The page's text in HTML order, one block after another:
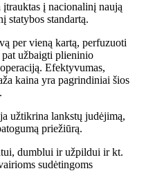
į nacionalinį naują
statybos standartą.
per vieną kartą, perfuzuoti
užbaigti plieninio
Efektyvumas,
kaina yra pagrindiniai šios
užtikrina lankstų judėjimą,
priežiūrą.
dumblui ir užpildui ir kt.
sudėtingoms